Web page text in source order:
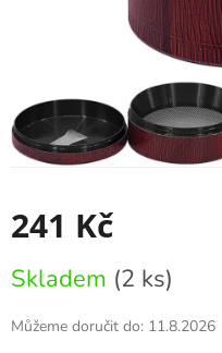
241 Kč
cena:
Skladem (2 ks)
Můžeme doručit do: 11.8.2026